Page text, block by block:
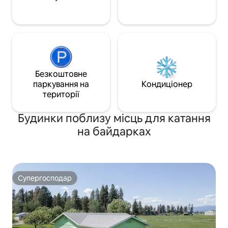
Безкоштовне
паркування на
території
Кондиціонер
Будинки поблизу місць для катання
на байдарках
Супергосподар
Супергосподар